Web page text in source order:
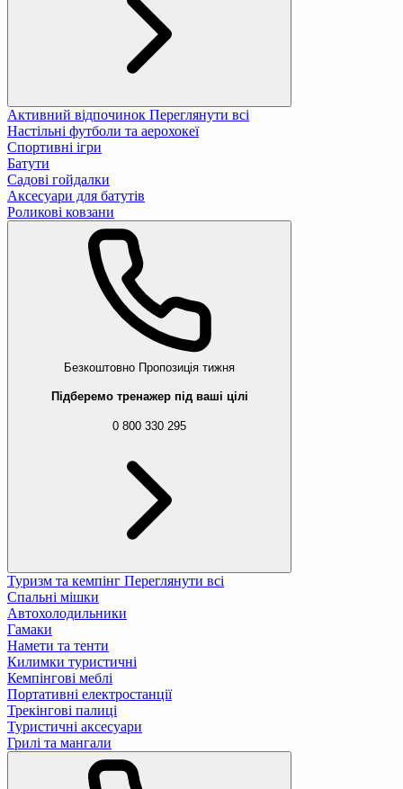
Активний відпочинок Переглянути всі
Настільні футболи та аерохокеї
Спортивні ігри
Батути
Садові гойдалки
Аксесуари для батутів
Роликові ковзани
Безкоштовно Пропозиція тижня
Підберемо тренажер під ваші цілі
0 800 330 295
Туризм та кемпінг Переглянути всі
Спальні мішки
Автохолодильники
Гамаки
Намети та тенти
Килимки туристичні
Кемпінгові меблі
Портативні електростанції
Трекінгові палиці
Туристичні аксесуари
Грилі та мангали